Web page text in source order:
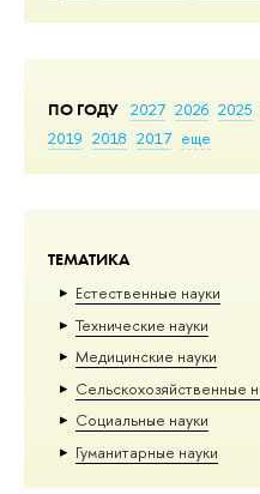
ПО ГОДУ 2027 2026 2025
2019 2018 2017 еще
ТЕМАТИКА
Естественные науки
Тех­ничес­кие науки
Медицинские науки
Сельскохозяйственные
Социальные науки
Гуманитарные науки